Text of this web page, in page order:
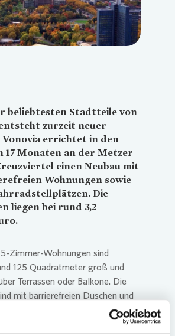
beliebtesten Stadtteile von
zurzeit neuer
Vonovia errichtet in den
17 Monaten an der Metzer
einen Neubau mit
Wohnungen sowie
Die
liegen bei rund 3,2
Zimmer-Wohnungen sind
125 Quadratmeter groß und
Terrassen oder Balkone. Die
mit barrierefreien Duschen und
Badewannen ausgestattet, ein
einen barrierefreien Zugang zu